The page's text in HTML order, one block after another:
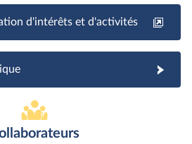
d'intérêts et d'activités